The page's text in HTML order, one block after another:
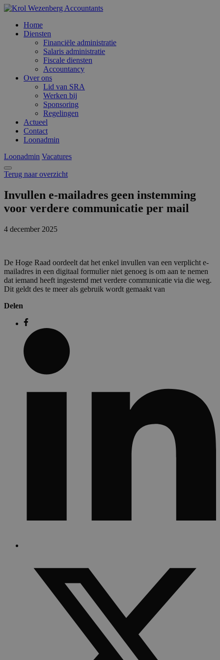
Home
Diensten
Financiële administratie
Salaris administratie
Fiscale diensten
Accountancy
Over ons
Lid van SRA
Werken bij
Sponsoring
Regelingen
Actueel
Contact
Loonadmin
Loonadmin Vacatures
Terug naar overzicht
Invullen e-mailadres geen instemming
voor verdere communicatie per mail
4 december 2025
De Hoge Raad oordeelt dat het enkel invullen van een verplicht e-
mailadres in een digitaal formulier niet genoeg is om aan te nemen
dat iemand heeft ingestemd met verdere communicatie via die weg.
Dit geldt des te meer als gebruik wordt gemaakt van
Delen